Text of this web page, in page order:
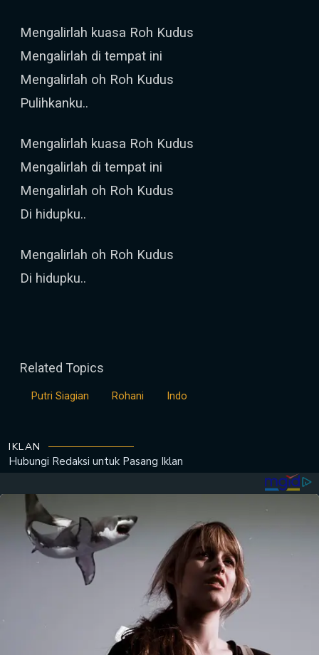
Mengalirlah kuasa Roh Kudus
Mengalirlah di tempat ini
Mengalirlah oh Roh Kudus
Pulihkanku..
Mengalirlah kuasa Roh Kudus
Mengalirlah di tempat ini
Mengalirlah oh Roh Kudus
Di hidupku..
Mengalirlah oh Roh Kudus
Di hidupku..
Related Topics
Putri Siagian Rohani Indo
IKLAN
Hubungi Redaksi untuk Pasang Iklan